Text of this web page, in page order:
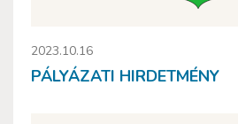
2023.10.16
PÁLYÁZATI HIRDETMÉNY